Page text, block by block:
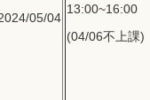
05/04
13:00~16:00
(04/06不上課)